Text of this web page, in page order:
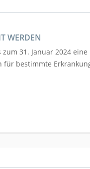
WERDEN
31. Januar 2024
bestimmte